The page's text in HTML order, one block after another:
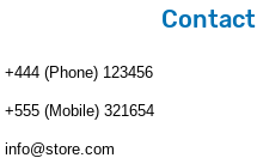
Contact
+444 (Phone) 123456
+555 (Mobile) 321654
info@store.com